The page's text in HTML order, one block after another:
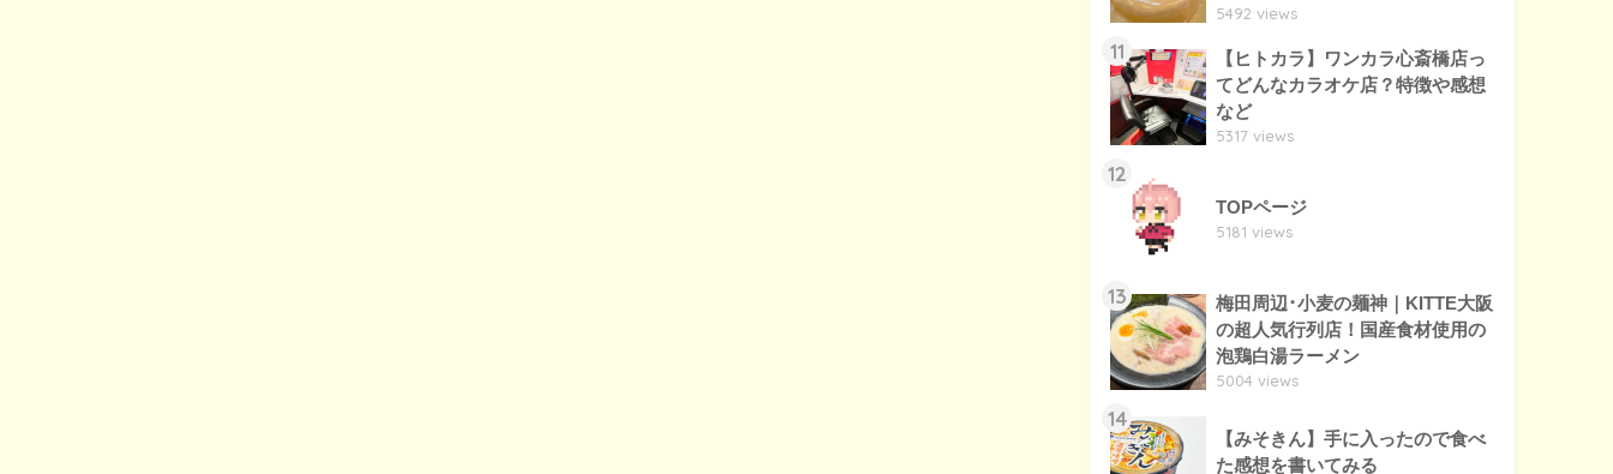
5492 views
11
【ヒトカラ】ワンカラ心斎橋店っ
てどんなカラオケ店？特徴や感想
など
5317 views
12
TOPページ
5181 views
13
梅田周辺･小麦の麺神｜KITTE大阪
の超人気行列店！国産食材使用の
泡鶏白湯ラーメン
5004 views
14
【みそきん】手に入ったので食べ
た感想を書いてみる